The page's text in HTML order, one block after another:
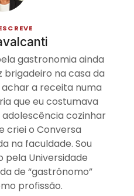
gastronomia ainda
brigadeiro na casa da
a receita numa
que eu costumava
cozinhar
criei o Conversa
na faculdade. Sou
Universidade
de “gastrônomo”
profissão.